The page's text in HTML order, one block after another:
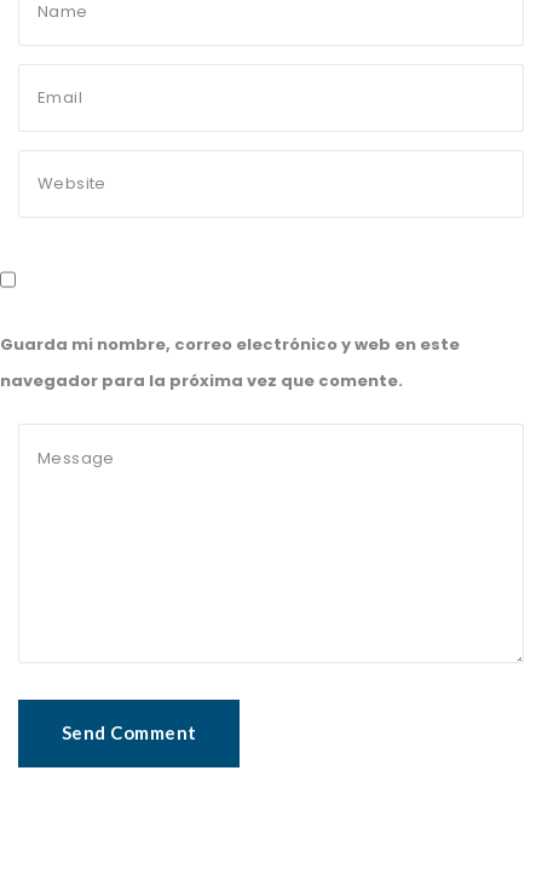
Guarda mi nombre, correo electrónico y web en este
navegador para la próxima vez que comente.